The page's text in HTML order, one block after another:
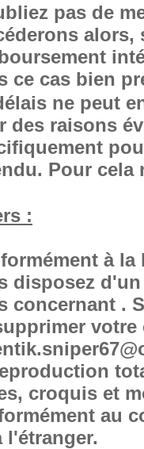
pas de
alors,
ce cas bien
ne peut
des raisons
Pour cela
:
à
disposez
concernant .
croquis et
au
l'étranger.